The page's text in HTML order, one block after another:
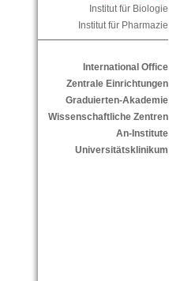
Institut für Biologie
Institut für Pharmazie
International Office
Zentrale Einrichtungen
Graduierten-Akademie
Wissenschaftliche Zentren
An-Institute
Universitätsklinikum